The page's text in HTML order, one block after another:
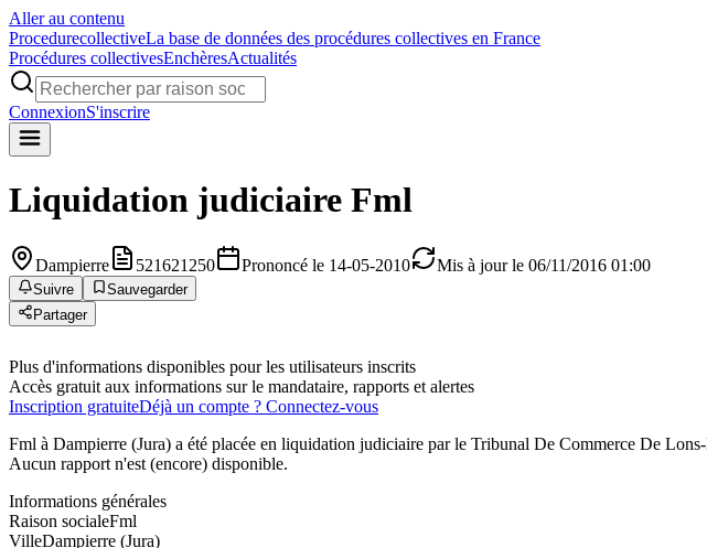
Aller au contenu
ProcedurecollectiveLa base de données des procédures collectives en France
Procédures collectivesEnchèresActualités
ConnexionS'inscrire
Liquidation judiciaire Fml
Dampierre 521621250 Prononcé le 14-05-2010 Mis à jour le 06/11/2016 01:00
Suivre
Sauvegarder
Partager
Plus d'informations disponibles pour les utilisateurs inscrits
Accès gratuit aux informations sur le mandataire, rapports et alertes
Inscription gratuiteDéjà un compte ? Connectez-vous
Fml à Dampierre (Jura) a été placée en liquidation judiciaire par le Tribunal De Commerce De
Aucun rapport n'est (encore) disponible.
Informations générales
Raison socialeFml
VilleDampierre (Jura)